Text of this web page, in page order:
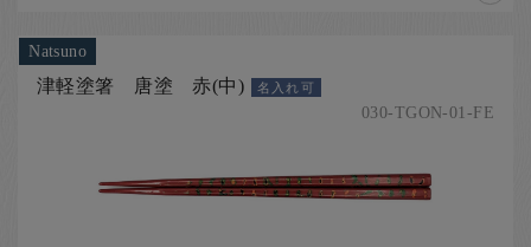
Natsuno
津軽塗箸 唐塗 赤(中) 名入れ可
030-TGON-01-FE